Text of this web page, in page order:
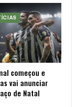
começou e
vai anunciar
de Natal